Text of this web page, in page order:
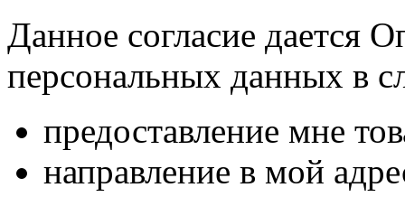
Данное согласие дается
персональных данных в
предоставление мне
направление в мой